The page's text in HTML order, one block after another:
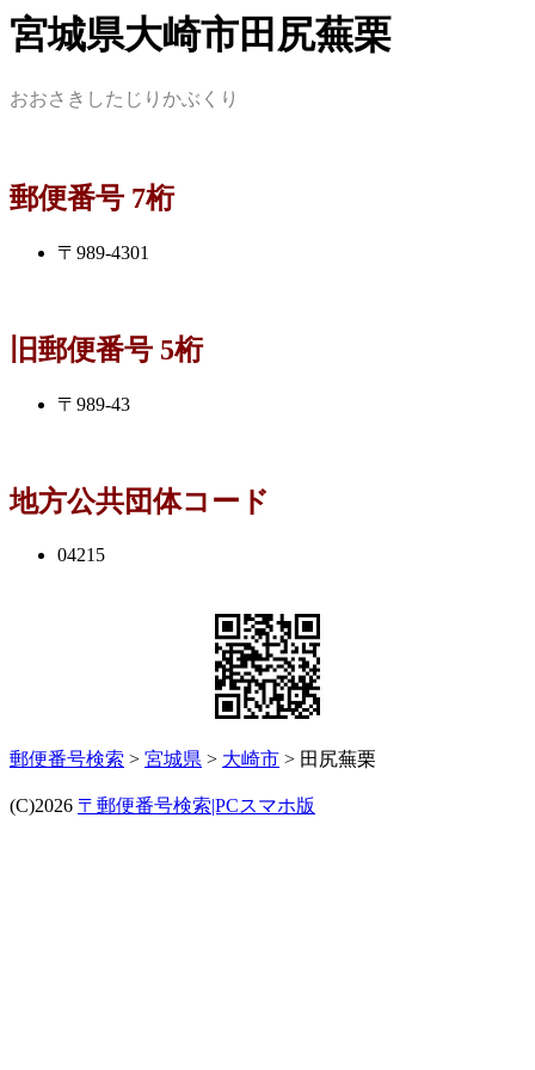
宮城県大崎市田尻蕪栗
おおさきしたじりかぶくり
郵便番号 7桁
〒989-4301
旧郵便番号 5桁
〒989-43
地方公共団体コード
04215
郵便番号検索 > 宮城県 > 大崎市 > 田尻蕪栗
(C)2026 〒郵便番号検索|PCスマホ版